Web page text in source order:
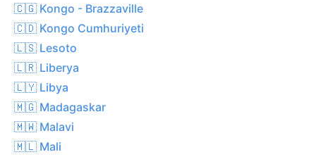
🇨🇬 Kongo - Brazzaville
🇨🇩 Kongo Cumhuriyeti
🇱🇸 Lesoto
🇱🇷 Liberya
🇱🇾 Libya
🇲🇬 Madagaskar
🇲🇼 Malavi
🇲🇱 Mali